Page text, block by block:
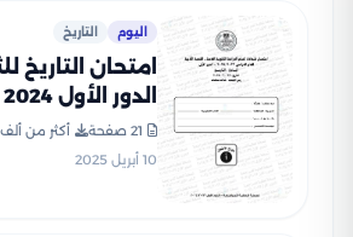
اليوم التاريخ
امتحان التاريخ
بالإجابات
21 صفحة
أكثر من ألف
10 أبريل 2025